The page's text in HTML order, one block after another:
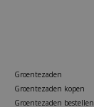
Groentezaden
Groentezaden kopen
Groentezaden bestellen